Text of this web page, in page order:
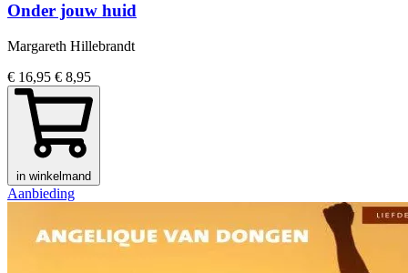
Onder jouw huid
Margareth Hillebrandt
€ 16,95 € 8,95
in winkelmand
Aanbieding